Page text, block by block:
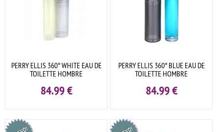
PERRY ELLIS 360° WHITE EAU DE
TOILETTE HOMBRE
84.99€
PERRY ELLIS 360° BLUE EAU DE
TOILETTE HOMBRE
84.99€